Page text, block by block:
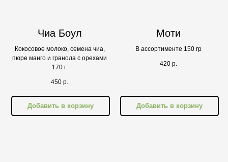
Чиа Боул
Кокосовое молоко, семена чиа,
пюре манго и гранола с орехами
170 г.
450 р.
Добавить в корзину
Моти
В ассортименте 150 гр
420 р.
Добавить в корзину